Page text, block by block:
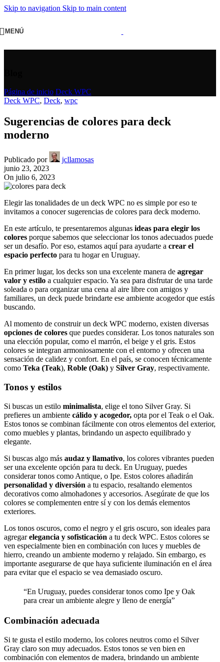
Skip to navigation Skip to main content
MENÚ
Página de inicio Deck WPC
Deck WPC, Deck, wpc
Sugerencias de colores para deck
moderno
Publicado por
jcllamosas
junio 23, 2023
On julio 6, 2023
Elegir las tonalidades de un deck WPC no es simple por eso te
invitamos a conocer sugerencias de colores para deck moderno.
En este artículo, te presentaremos algunas ideas para elegir los
colores porque sabemos que seleccionar los tonos adecuados puede
ser un desafío. Por eso, estamos aquí para ayudarte a crear el
espacio perfecto para tu hogar en Uruguay.
En primer lugar, los decks son una excelente manera de agregar
valor y estilo a cualquier espacio. Ya sea para disfrutar de una tarde
soleada o para organizar una cena al aire libre con amigos y
familiares, un deck puede brindarte ese ambiente acogedor que estás
buscando.
Al momento de construir un deck WPC moderno, existen diversas
opciones de colores que puedes considerar. Los tonos naturales son
una elección popular, como el marrón, el beige y el gris. Estos
colores se integran armoniosamente con el entorno y ofrecen una
sensación de calidez y confort. En el país, se conocen técnicamente
como Teka (Teak), Roble (Oak) y Silver Gray, respectivamente.
Tonos y estilos
Si buscas un estilo minimalista, elige el tono Silver Gray. Si
prefieres un ambiente cálido y acogedor, opta por el Teak o el Oak.
Estos tonos se combinan fácilmente con otros elementos del exterior,
como muebles y plantas, brindando un aspecto equilibrado y
elegante.
Si buscas algo más audaz y llamativo, los colores vibrantes pueden
ser una excelente opción para tu deck. En Uruguay, puedes
considerar tonos como Antique, o Ipe. Estos colores añadirán
personalidad y diversión a tu espacio, resaltando elementos
decorativos como almohadones y accesorios. Asegúrate de que los
colores se complementen entre sí y con los demás elementos
exteriores.
Los tonos oscuros, como el negro y el gris oscuro, son ideales para
agregarelegancia y sofisticación a tu deck WPC. Estos colores se
ven especialmente bien en combinación con luces y muebles de
hierro, creando un ambiente moderno y relajado. Sin embargo, es
importante asegurarse de que haya suficiente iluminación en el área
para evitar que el espacio se vea demasiado oscuro.
“En Uruguay, puedes considerar tonos como Ipe y Oak
para crear un ambiente alegre y lleno de energía”
Combinación adecuada
Si te gusta el estilo moderno, los colores neutros como el Silver
Gray claro son muy adecuados. Estos tonos se ven bien en
combinación con elementos de madera, brindando un ambiente